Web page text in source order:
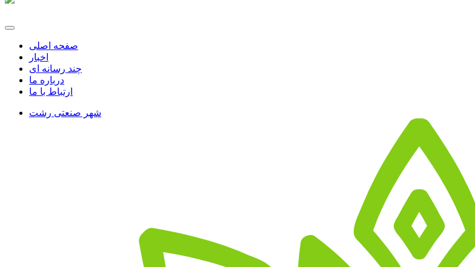
صفحه اصلی
اخبار
چند رسانه ای
درباره ما
ارتباط با ما
شهر صنعتی رشت